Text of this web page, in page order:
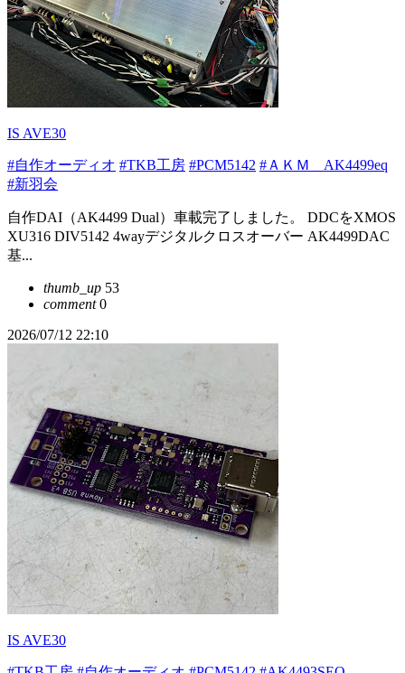
IS AVE30
#自作オーディオ #TKB工房 #PCM5142 #ＡＫＭ AK4499eq
#新羽会
自作DAI（AK4499 Dual）車載完了しました。 DDCをXMOS
XU316 DIV5142 4wayデジタルクロスオーバー AK4499DAC
基...
thumb_up 53
comment0
2026/07/12 22:10
IS AVE30